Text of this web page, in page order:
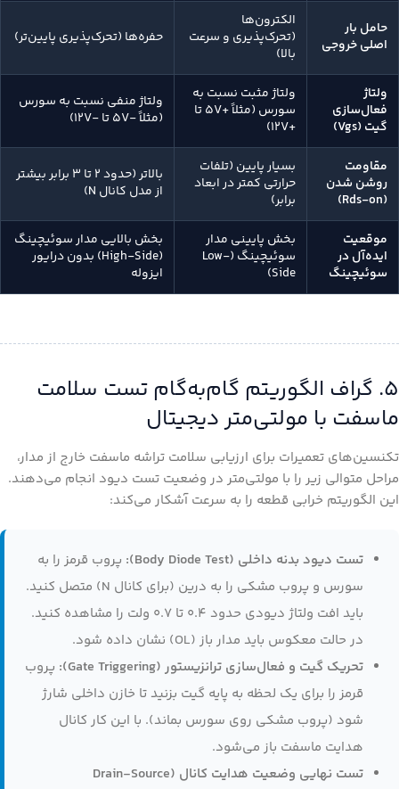
حامل بار
اصلی خروجی
الکترون‌ها
(تحرک‌پذیری و سرعت
بالا)
حفره‌ها (تحرک‌پذیری پایین‌تر)
ولتاژ
فعال‌سازی
گیت (Vgs)
ولتاژ مثبت نسبت به
سورس (مثلاً +5V تا
+12V)
ولتاژ منفی نسبت به سورس
(مثلاً -5V تا -12V)
مقاومت
روشن شدن
(Rds-on)
بسیار پایین (تلفات
حرارتی کمتر در ابعاد
برابر)
بالاتر (حدود ۲ تا ۳ برابر بیشتر
از مدل کانال N)
موقعیت
ایده‌آل در
سوئیچینگ
بخش پایینی مدار
سوئیچینگ (Low-
Side)
بخش بالایی مدار سوئیچینگ
(High-Side) بدون درایور
ایزوله
۵. گراف الگوریتم گام‌به‌گام تست سلامت
ماسفت با مولتی‌متر دیجیتال
تکنسین‌های تعمیرات برای ارزیابی سلامت تراشه ماسفت خارج از مدار،
مراحل متوالی زیر را با مولتی‌متر در وضعیت تست دیود انجام می‌دهند.
این الگوریتم خرابی قطعه را به سرعت آشکار می‌کند:
تست دیود بدنه داخلی (Body Diode Test):
پروب قرمز را به
سورس و پروب مشکی را به درین (برای کانال N) متصل کنید.
باید افت ولتاژ دیودی حدود ۰.۴ تا ۰.۷ ولت را مشاهده کنید.
در حالت معکوس باید مدار باز (OL) نشان داده شود.
تحریک گیت و فعال‌سازی ترانزیستور (Gate Triggering):
پروب
قرمز را برای یک لحظه به پایه گیت بزنید تا خازن داخلی شارژ
شود (پروب مشکی روی سورس بماند). با این کار کانال
هدایت ماسفت باز می‌شود.
تست نهایی وضعیت هدایت کانال (Drain-Source